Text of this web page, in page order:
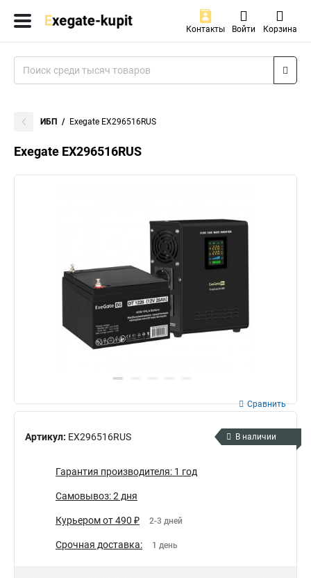
Контакты Войти Корзина
ИБП Exegate EX296516RUS
Exegate EX296516RUS
Артикул: EX296516RUS
Сравнить
В наличии
Гарантия производителя: 1 год
Самовывоз: 2 дня
Курьером от 490 ₽ 2-3 дней
Срочная доставка: 1 день